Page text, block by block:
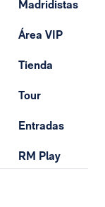
Madridistas
Área VIP
Tienda
Tour
Entradas
RM Play